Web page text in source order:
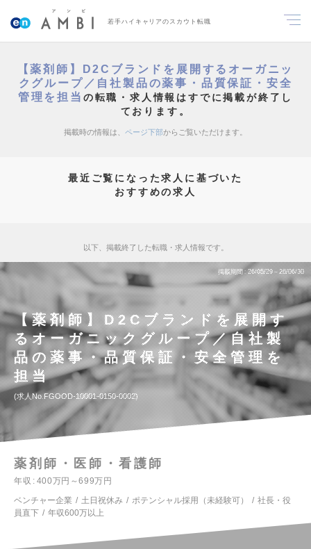
若手ハイキャリアのスカウト転職
【薬剤師】D2Cブランドを展開するオーガニッ
クグループ／自社製品の薬事・品質保証・安全
管理を担当 の転職・求人情報はすでに掲載が終了し
ております。
掲載時の情報は、 ページ下部からご覧いただけます。
最近ご覧になった求人に基づいた
おすすめの求人
以下、掲載終了した転職・求人情報です。
掲載期間 26/05/29～26/06/30
【薬剤師】D2Cブランドを展開す
るオーガニックグループ／自社製
品の薬事・品質保証・安全管理を
担当
求人No.FGOOD-10001-0150-0002
薬剤師・医師・看護師
年収
400万円～699万円
ベンチャー企業
土日祝休み ポテンシャル採用（未経験可）
社長・役
員直下
年収600万以上